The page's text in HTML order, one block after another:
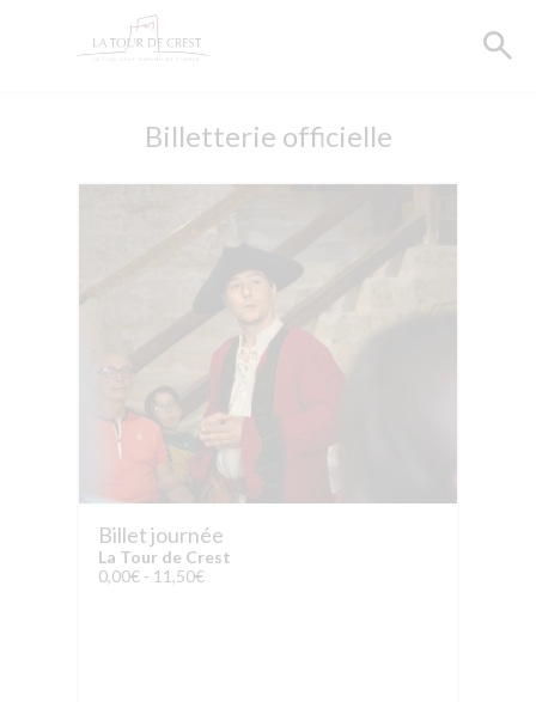
Billetterie officielle
Billet journée
La Tour de Crest
0,00€ - 11,50€